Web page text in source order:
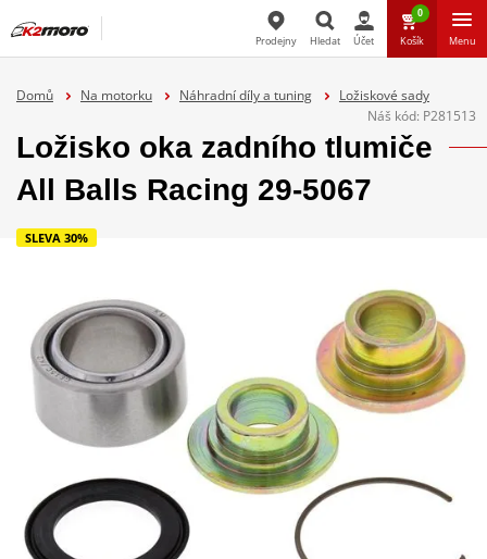
Hledat
Prodejny Hledat Účet
0
Košík Menu
Domů Na motorku Náhradní díly a tuning
Ložiskové sady
Náš kód: P281513
Ložisko oka zadního tlumiče
All Balls Racing 29-5067
SLEVA 30%